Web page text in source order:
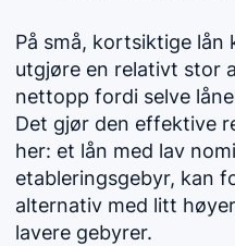
På små, kortsiktige lån
utgjøre en relativt stor
nettopp fordi selve
Det gjør den effektive
her: et lån med lav
etableringsgebyr, kan
alternativ med litt
lavere gebyrer.